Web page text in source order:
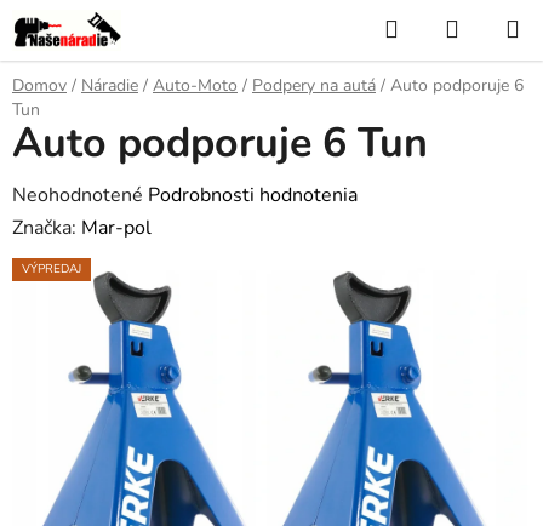
Prejsť
na
obsah
Hľadať
KOŠÍK
Domov / Náradie / Auto-Moto / Podpery na autá / Auto podporuje 6
Tun
Auto podporuje 6 Tun
Priemerné
hodnotenie
produktu
hviezdičiek.
Neohodnotené Podrobnosti hodnotenia
Značka: Mar-pol
VÝPREDAJ